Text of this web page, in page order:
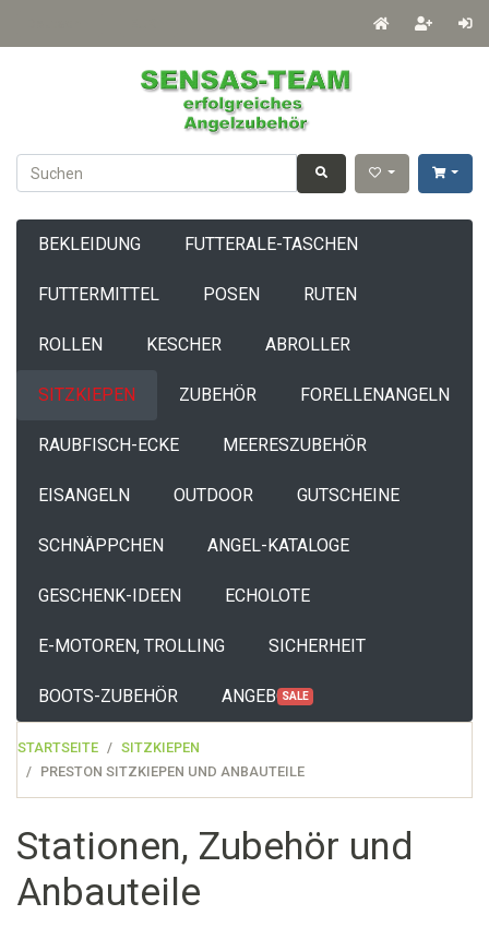
BEKLEIDUNG FUTTERALE-TASCHEN
FUTTERMITTEL POSEN RUTEN
ROLLEN KESCHER ABROLLER
SITZKIEPEN ZUBEHÖR FORELLENANGELN
RAUBFISCH-ECKE MEERESZUBEHÖR
EISANGELN OUTDOOR GUTSCHEINE
SCHNÄPPCHEN ANGEL-KATALOGE
GESCHENK-IDEEN ECHOLOTE
E-MOTOREN, TROLLING SICHERHEIT
BOOTS-ZUBEHÖR ANGEBOTE
SALE
STARTSEITE
SITZKIEPEN
PRESTON SITZKIEPEN UND ANBAUTEILE
Stationen, Zubehör und
Anbauteile